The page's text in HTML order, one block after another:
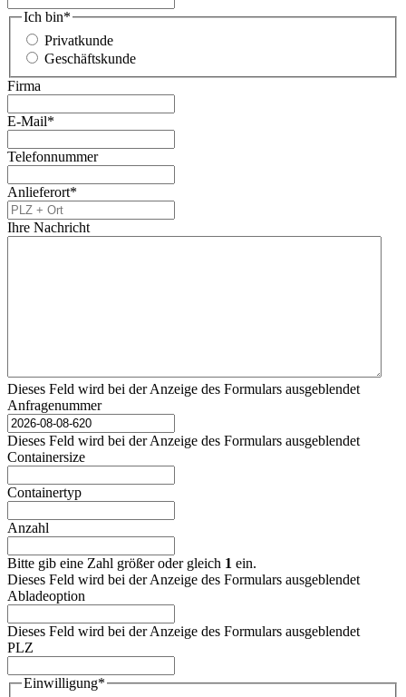
Ich bin*
Privatkunde
Geschäftskunde
Firma
E-Mail*
Telefonnummer
Anlieferort*
Ihre Nachricht
Dieses Feld wird bei der Anzeige des Formulars ausgeblendet
Anfragenummer
Dieses Feld wird bei der Anzeige des Formulars ausgeblendet
Containersize
Containertyp
Anzahl
Bitte gib eine Zahl größer oder gleich 1 ein.
Dieses Feld wird bei der Anzeige des Formulars ausgeblendet
Abladeoption
Dieses Feld wird bei der Anzeige des Formulars ausgeblendet
PLZ
Einwilligung*